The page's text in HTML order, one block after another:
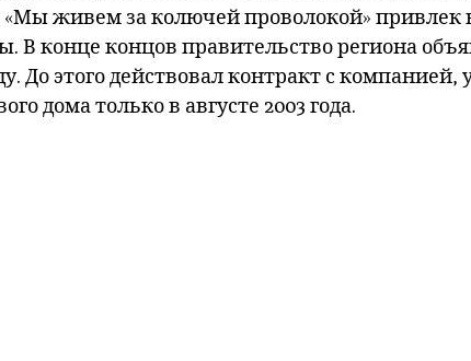
«Мы живем за колючей проволокой» привлек
конце концов правительство региона
До этого действовал контракт с
дома только в августе 2003 года.